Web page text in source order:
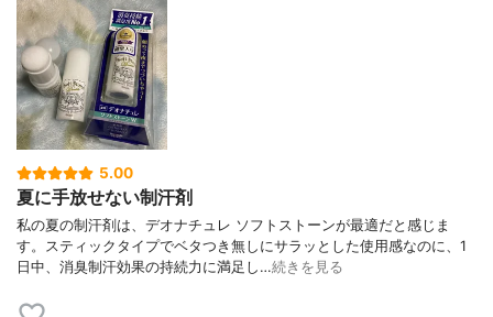
5.00
夏に手放せない制汗剤
私の夏の制汗剤は、デオナチュレ ソフトストーンが最適だと感じま
す。スティックタイプでベタつき無しにサラッとした使用感なのに、1
日中、消臭制汗効果の持続力に満足し…続きを見る